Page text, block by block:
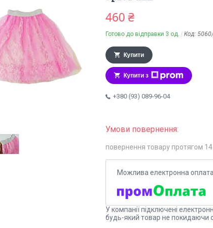
460 ₴
Готово до відправки 3 од. Код:
Купити
Купити з
+380 (93) 089-96-04
повернення товару протягом 14
У компанії підключені
будь-який товар не покидаючи